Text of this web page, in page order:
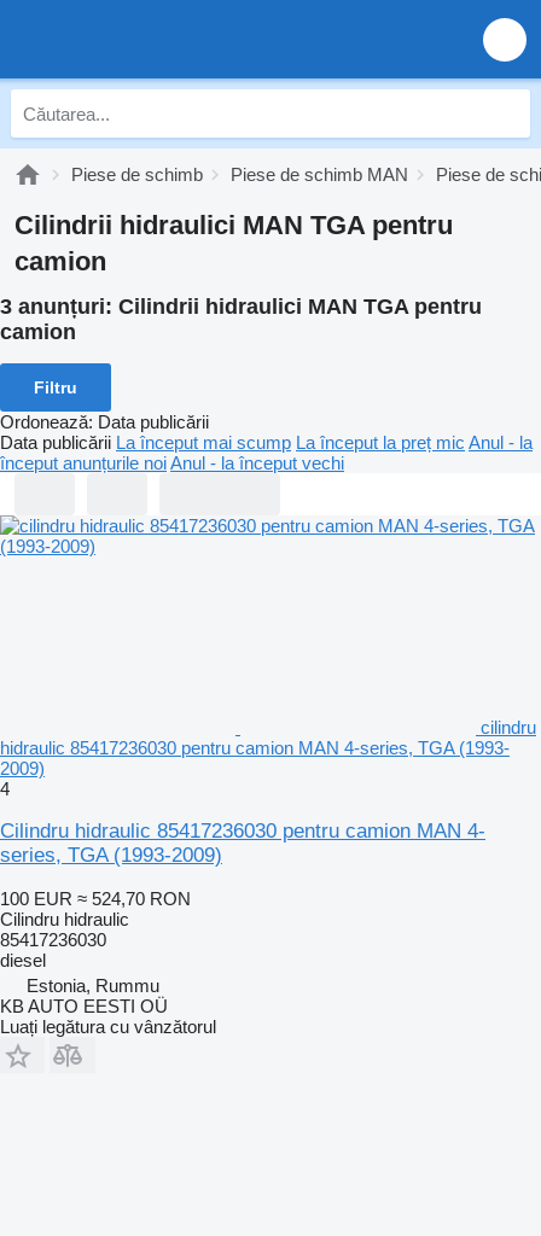
Piese de schimb Piese de schimb MAN Piese de
Cilindrii hidraulici MAN TGA pentru
camion
3 anunțuri: Cilindrii hidraulici MAN TGA pentru
camion
Filtru
Ordonează: Data publicării
Data publicării La început mai scump La început la preț mic Anul - la
început anunțurile noiAnul - la început vechi
cilindru
hidraulic 85417236030 pentru camion MAN 4-series, TGA (1993-
2009)
4
Cilindru hidraulic 85417236030 pentru camion MAN 4-
series, TGA (1993-2009)
100 EUR ≈ 524,70 RON
Cilindru hidraulic
85417236030
diesel
Estonia, Rummu
KB AUTO EESTI OÜ
Luați legătura cu vânzătorul